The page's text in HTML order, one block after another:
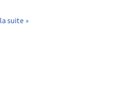
suite »